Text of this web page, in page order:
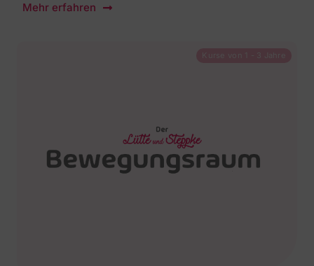
Mehr erfahren
Kurse von 1 - 3 Jahre